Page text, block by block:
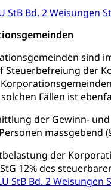
StB Bd. 2 Weisungen
sind
Steuerbefreiung der
Fällen ist
der Gewinn-
massgebend
der
StG 12% des
StB Bd. 2 Weisungen
Sicherheit,
Vorrat
Sprengstoffe und